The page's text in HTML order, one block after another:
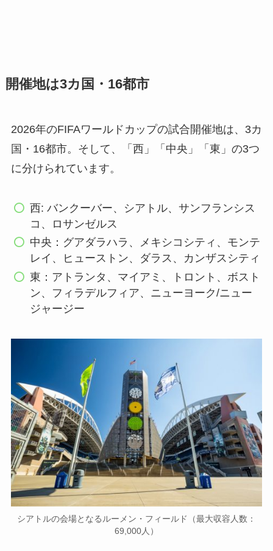
開催地は3カ国・16都市
2026年のFIFAワールドカップの試合開催地は、3カ
国・16都市。そして、「西」「中央」「東」の3つ
に分けられています。
西: バンクーバー、シアトル、サンフランシス
コ、ロサンゼルス
中央：グアダラハラ、メキシコシティ、モンテ
レイ、ヒューストン、ダラス、カンザスシティ
東：アトランタ、マイアミ、トロント、ボスト
ン、フィラデルフィア、ニューヨーク/ニュー
ジャージー
シアトルの会場となるルーメン・フィールド（最大収容人数：
69,000人）